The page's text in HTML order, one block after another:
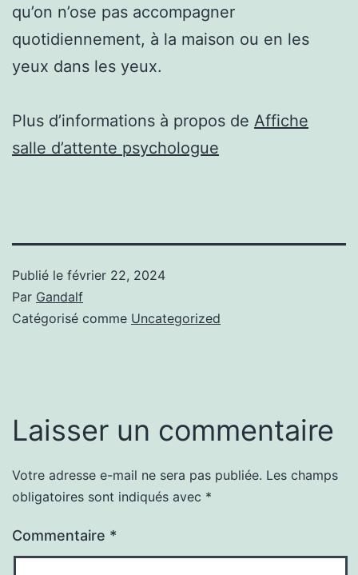
qu’on n’ose pas accompagner
quotidiennement, à la maison ou en les
yeux dans les yeux.
Plus d’informations à propos de Affiche
salle d’attente psychologue
Publié le février 22, 2024
Par Gandalf
Catégorisé comme Uncategorized
Laisser un commentaire
Votre adresse e-mail ne sera pas publiée. Les champs
obligatoires sont indiqués avec *
Commentaire *